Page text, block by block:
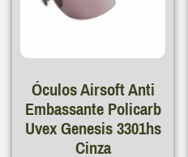
Óculos Airsoft Anti
Embassante Policarb
Uvex Genesis 3301hs
Cinza